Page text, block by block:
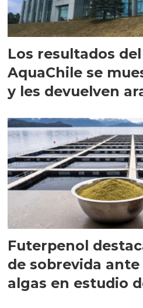
Los resultados
AquaChile se
y les devuelven
Futerpenol
de sobrevida
algas en estudio